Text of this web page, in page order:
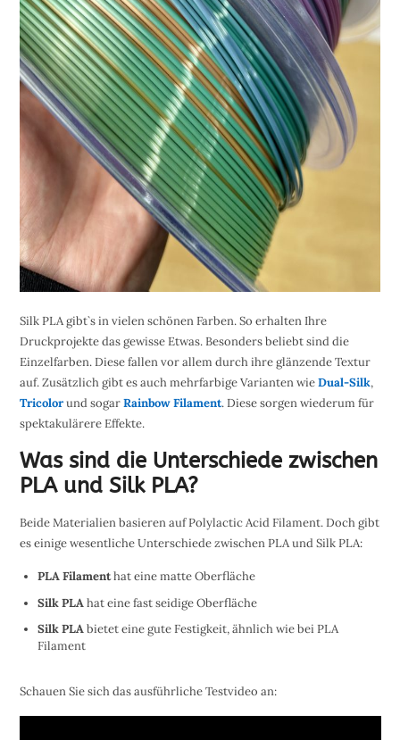
Silk PLA gibt`s in vielen schönen Farben. So erhalten Ihre
Druckprojekte das gewisse Etwas. Besonders beliebt sind die
Einzelfarben. Diese fallen vor allem durch ihre glänzende Textur
auf. Zusätzlich gibt es auch mehrfarbige Varianten wieDual-Silk,
Tricolorund sogarRainbow Filament. Diese sorgen wiederum für
spektakulärere Effekte.
Was sind die Unterschiede zwischen
PLA und Silk PLA?
Beide Materialien basieren auf Polylactic Acid Filament. Doch gibt
es einige wesentliche Unterschiede zwischen PLA und Silk PLA:
PLA Filamenthat eine matte Oberfläche
Silk PLAhat eine fast seidige Oberfläche
Silk PLAbietet eine gute Festigkeit, ähnlich wie bei PLA
Filament
Schauen Sie sich das ausführliche Testvideo an: